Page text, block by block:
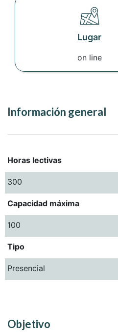
Lugar
on line
Información general
Horas lectivas
300
Capacidad máxima
100
Tipo
Presencial
Objetivo